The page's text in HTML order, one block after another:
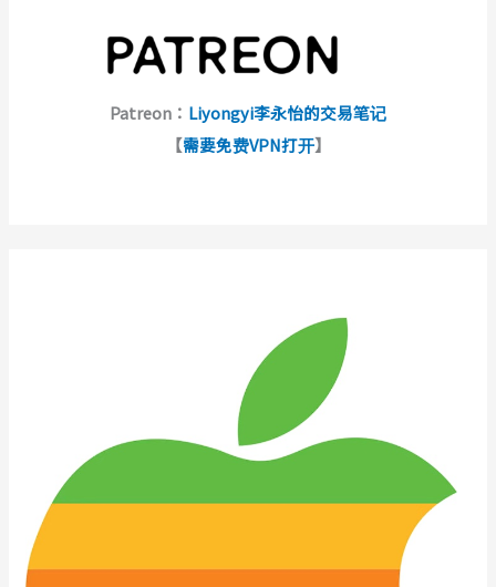
Patreon： Liyongyi李永怡的交易笔记
【需要免费VPN打开】